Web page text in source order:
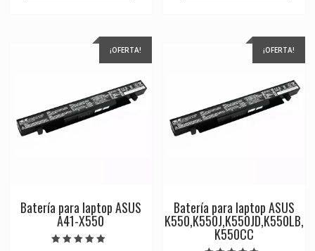
¡OFERTA!
Batería para laptop ASUS
A41-X550
¡OFERTA!
Batería para laptop ASUS
K550,K550J,K550JD,K550LB,
K550CC